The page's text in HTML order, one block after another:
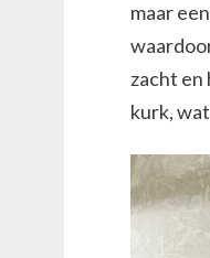
maar
zacht en
kurk,